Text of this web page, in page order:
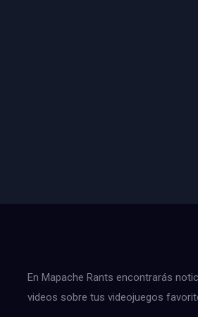
En Mapache Rants encontrarás
videos sobre tus videojuegos